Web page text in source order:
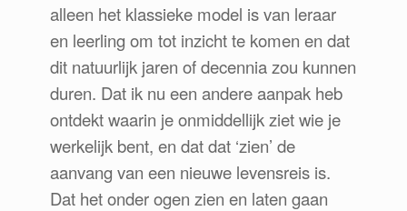
alleen het klassieke model is van leraar
en leerling om tot inzicht te komen en dat
dit natuurlijk jaren of decennia zou kunnen
duren. Dat ik nu een andere aanpak heb
ontdekt waarin je onmiddellijk ziet wie je
werkelijk bent, en dat dat ‘zien’ de
aanvang van een nieuwe levensreis is.
Dat het onder ogen zien en laten gaan